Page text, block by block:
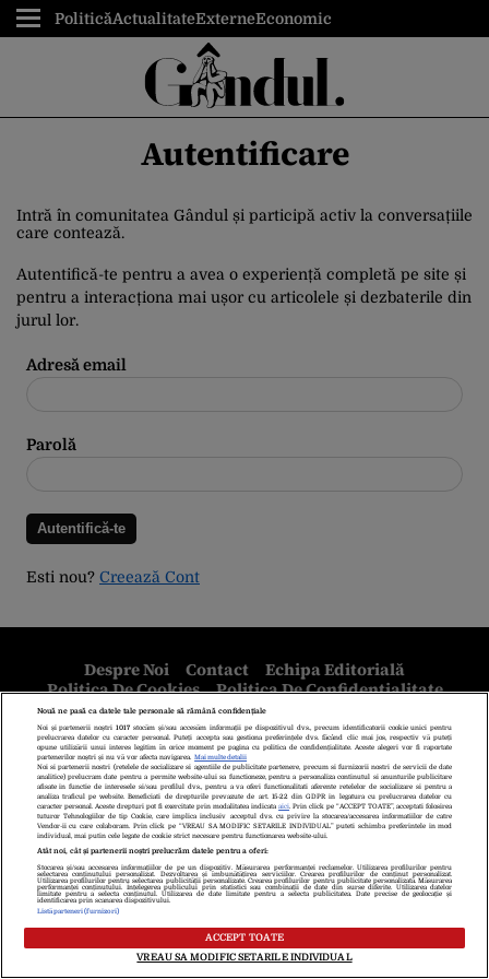
PoliticăActualitateExterneEconomic
Autentificare
Intră în comunitatea Gândul și participă activ la conversațiile
care contează.
Autentifică-te pentru a avea o experiență completă pe site și
pentru a interacționa mai ușor cu articolele și dezbaterile din
jurul lor.
Adresă email
Parolă
Esti nou? Creează Cont
Despre Noi Contact
Echipa Editorială
Politica De Cookies
Politica De Confidențialitate
Termeni Și Condiții
copyright © 2026
Citarea se poate face în limita a 250 de semne. Nici o instituţie sau persoană
(site-uri, instituţii mass-media, firme de monitorizare) nu poate reproduce
integral scrierile publicistice purtătoare de Drepturi de Autor.
Decizia ONJN nr. 1598/16.09.2021. Jocurile de noroc sunt interzise
minorilor.